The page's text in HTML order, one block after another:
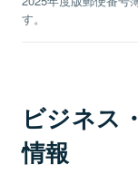
す。
ビジネス
情報